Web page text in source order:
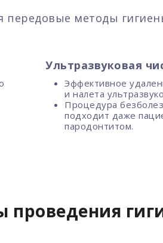
методы
Ультразвуковая
Эффективное
и налета
Процедура
подходит даже
пародонтитом.
проведения